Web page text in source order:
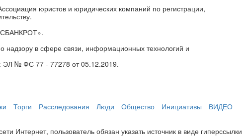
юристов и юридических компаний по регистрации,
в сфере связи, информационных технологий и
ЭЛ № ФС 77 - 77278 от 05.12.2019.
Торги Расследования Люди Общество Инициативы ВИДЕО
Интернет, пользователь обязан указать источник в виде